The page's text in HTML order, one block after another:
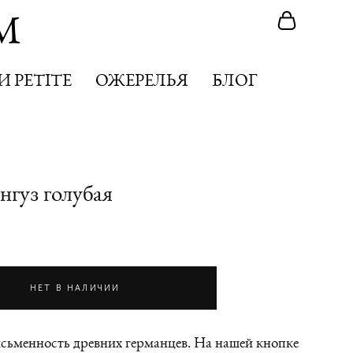
ОЖЕРЕЛЬЯ
БЛОГ
ОЖЕРЕЛЬЯ
БЛОГ
голубая
НЕТ В НАЛИЧИИ
древних германцев. На нашей кнопке